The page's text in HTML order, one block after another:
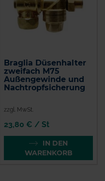
Braglia Düsenhalter
zweifach M75
Außengewinde und
Nachtropfsicherung
zzgl. MwSt.
23,80 € / St
IN DEN
WARENKORB